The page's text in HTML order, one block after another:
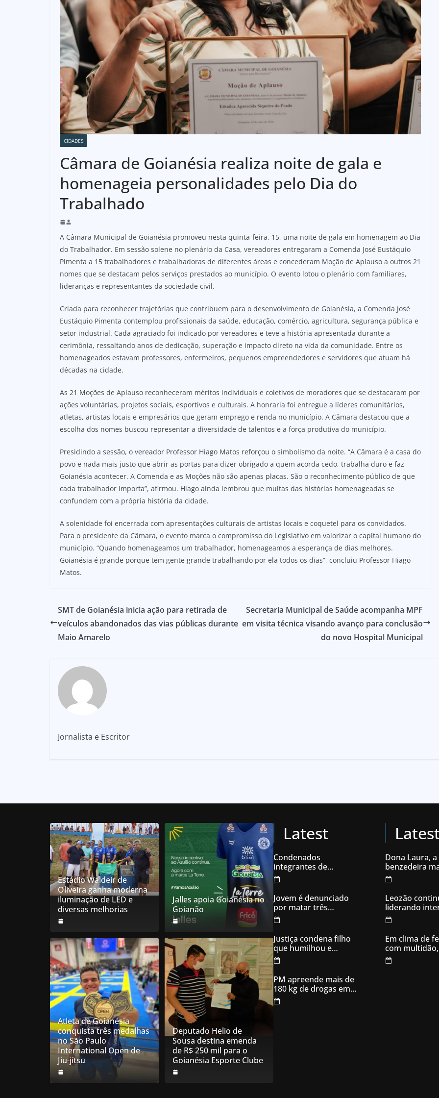
CIDADES
Câmara de Goianésia realiza noite de gala e
homenageia personalidades pelo Dia do
Trabalhado
A Câmara Municipal de Goianésia promoveu nesta quinta-feira, 15, uma noite de gala em homenagem ao Dia
do Trabalhador. Em sessão solene no plenário da Casa, vereadores entregaram a Comenda José Eustáquio
Pimenta a 15 trabalhadores e trabalhadoras de diferentes áreas e concederam Moção de Aplauso a outros 21
nomes que se destacam pelos serviços prestados ao município. O evento lotou o plenário com familiares,
lideranças e representantes da sociedade civil.
Criada para reconhecer trajetórias que contribuem para o desenvolvimento de Goianésia, a Comenda José
Eustáquio Pimenta contemplou profissionais da saúde, educação, comércio, agricultura, segurança pública e
setor industrial. Cada agraciado foi indicado por vereadores e teve a história apresentada durante a
cerimônia, ressaltando anos de dedicação, superação e impacto direto na vida da comunidade. Entre os
homenageados estavam professores, enfermeiros, pequenos empreendedores e servidores que atuam há
décadas na cidade.
As 21 Moções de Aplauso reconheceram méritos individuais e coletivos de moradores que se destacaram por
ações voluntárias, projetos sociais, esportivos e culturais. A honraria foi entregue a líderes comunitários,
atletas, artistas locais e empresários que geram emprego e renda no município. A Câmara destacou que a
escolha dos nomes buscou representar a diversidade de talentos e a força produtiva do município.
Presidindo a sessão, o vereador Professor Hiago Matos reforçou o simbolismo da noite. “A Câmara é a casa do
povo e nada mais justo que abrir as portas para dizer obrigado a quem acorda cedo, trabalha duro e faz
Goianésia acontecer. A Comenda e as Moções não são apenas placas. São o reconhecimento público de que
cada trabalhador importa”, afirmou. Hiago ainda lembrou que muitas das histórias homenageadas se
confundem com a própria história da cidade.
A solenidade foi encerrada com apresentações culturais de artistas locais e coquetel para os convidados.
Para o presidente da Câmara, o evento marca o compromisso do Legislativo em valorizar o capital humano do
município. “Quando homenageamos um trabalhador, homenageamos a esperança de dias melhores.
Goianésia é grande porque tem gente grande trabalhando por ela todos os dias”, concluiu Professor Hiago
Matos.
SMT de Goianésia inicia ação para retirada de
veículos abandonados das vias públicas durante
Maio Amarelo
Secretaria Municipal de Saúde acompanha MPF
em visita técnica visando avanço para conclusão
do novo Hospital Municipal
Jornalista e Escritor
Estádio Waldeir de
Oliveira ganha moderna
iluminação de LED e
diversas melhorias
Jalles apoia Goianésia no
Goianão
Atleta de Goianésia
conquista três medalhas
no São Paulo
International Open de
Jiu-jítsu
Deputado Helio de
Sousa destina emenda
de R$ 250 mil para o
Goianésia Esporte Clube
Latest
Condenados
integrantes de
organização
criminosa acusados
de explodir caixas
eletrônicos
Jovem é denunciado
por matar três
filhotes de cachorro e
usar sangue para
ameaçar os donos,
em Aparecida de
Goiânia
Justiça condena filho
que humilhou e
ameaçou mãe idosa;
da prisão à sentença
condenatória foram
apenas 21 dias
PM apreende mais de
180 kg de drogas em
Goiás
Dona Laura, a
benzedeira
famosa de
Leozão
liderando
votos em
Em clima de
com
inaugura
campanha